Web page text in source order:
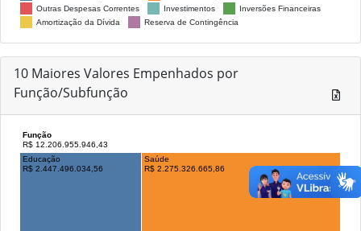
Outras Despesas Correntes
Investimentos
Inversões Financeiras
Amortização da Dívida
Reserva de Contingência
10 Maiores Valores Empenhados por
Função/Subfunção
Educação
R$ 2.447.496.034,56
Saúde
R$ 2.275.326.665,86
Função
R$ 12.206.955.946,43